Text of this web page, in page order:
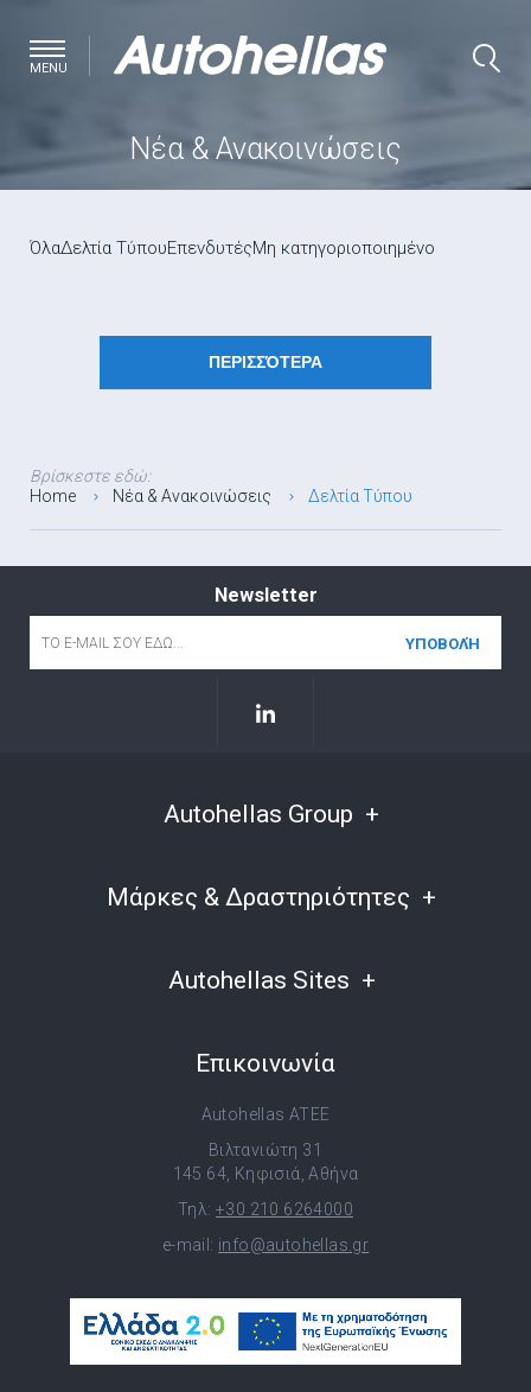
MENU
Νέα & Ανακοινώσεις
ΌλαΔελτία ΤύπουΕπενδυτέςΜη κατηγοριοποιημένο
ΠΕΡΙΣΣΌΤΕΡΑ
Βρίσκεστε εδώ:
Home
Νέα & Ανακοινώσεις Δελτία Τύπου
Newsletter
Autohellas Group
Μάρκες & Δραστηριότητες
Autohellas Sites
Επικοινωνία
Autohellas ATEE
Βιλτανιώτη 31
145 64, Κηφισιά, Αθήνα
Τηλ: +30 210 6264000
e-mail: info@autohellas.gr